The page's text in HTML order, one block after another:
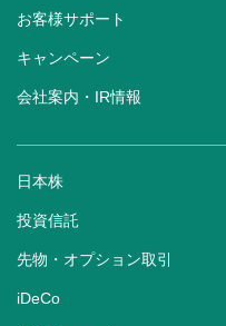
お客様サポート
キャンペーン
会社案内・IR情報
日本株
投資信託
先物・オプション取引
iDeCo